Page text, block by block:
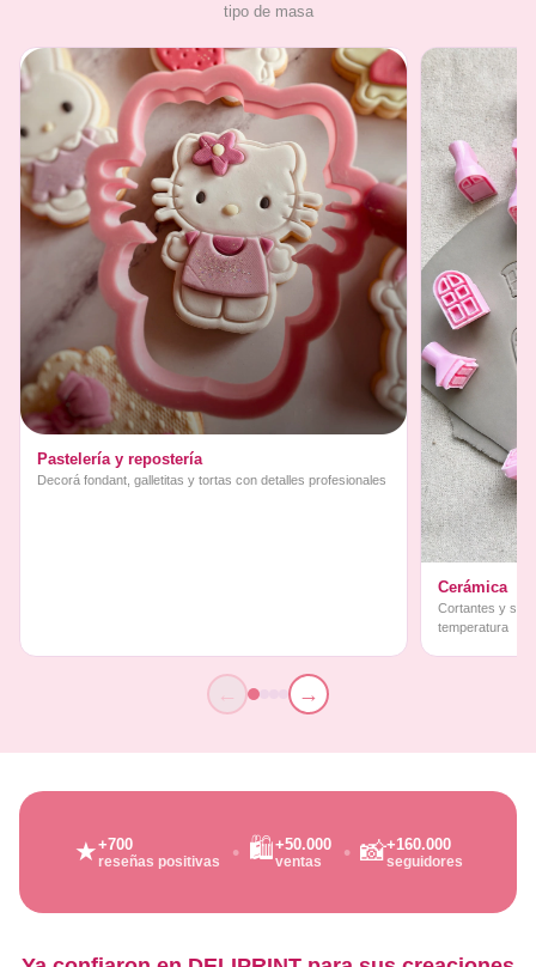
tipo de masa
Pastelería y repostería
Decorá fondant, galletitas y tortas con detalles profesionales
Cerámica
Cortantes y
temperatura
← →
★+700
reseñas positivas 🛍️+50.000
ventas 📸+160.000
seguidores